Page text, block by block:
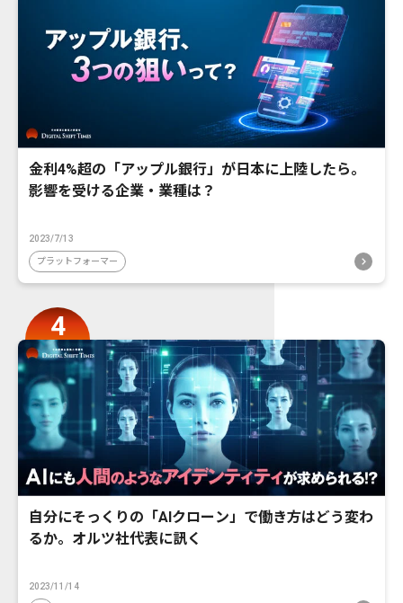
金利4%超の「アップル銀行」が日本に上陸したら。
影響を受ける企業・業種は？
2023/7/13
プラットフォーマー
自分にそっくりの「AIクローン」で働き方はどう変わ
るか。オルツ社代表に訊く
2023/11/14